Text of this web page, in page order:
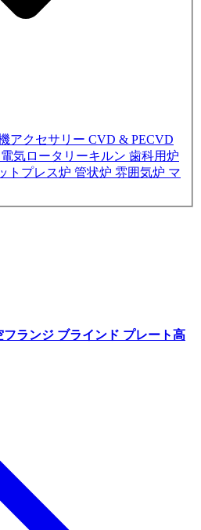
アクセサリー CVD & PECVD
電気ロータリーキルン 歯科用炉
トプレス炉 管状炉 雰囲気炉 マ
ランジ ブラインド プレート高